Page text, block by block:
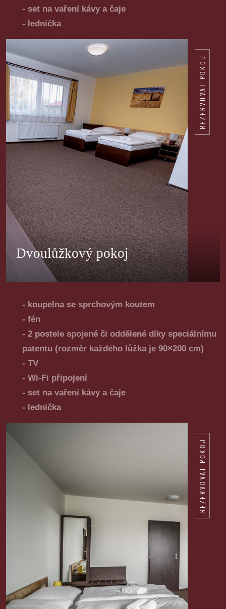
- set na vaření kávy a čaje
- lednička
REZERVOVAT POKOJ
Dvoulůžkový pokoj
- koupelna se sprchovým koutem
- fén
- 2 postele spojené či oddělené díky speciálnímu
patentu (rozměr každého lůžka je 90×200 cm)
- TV
- Wi-Fi připojení
- set na vaření kávy a čaje
- lednička
REZERVOVAT POKOJ